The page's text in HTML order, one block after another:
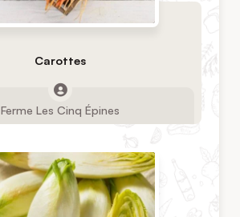
Carottes
Ferme Les Cinq Épines